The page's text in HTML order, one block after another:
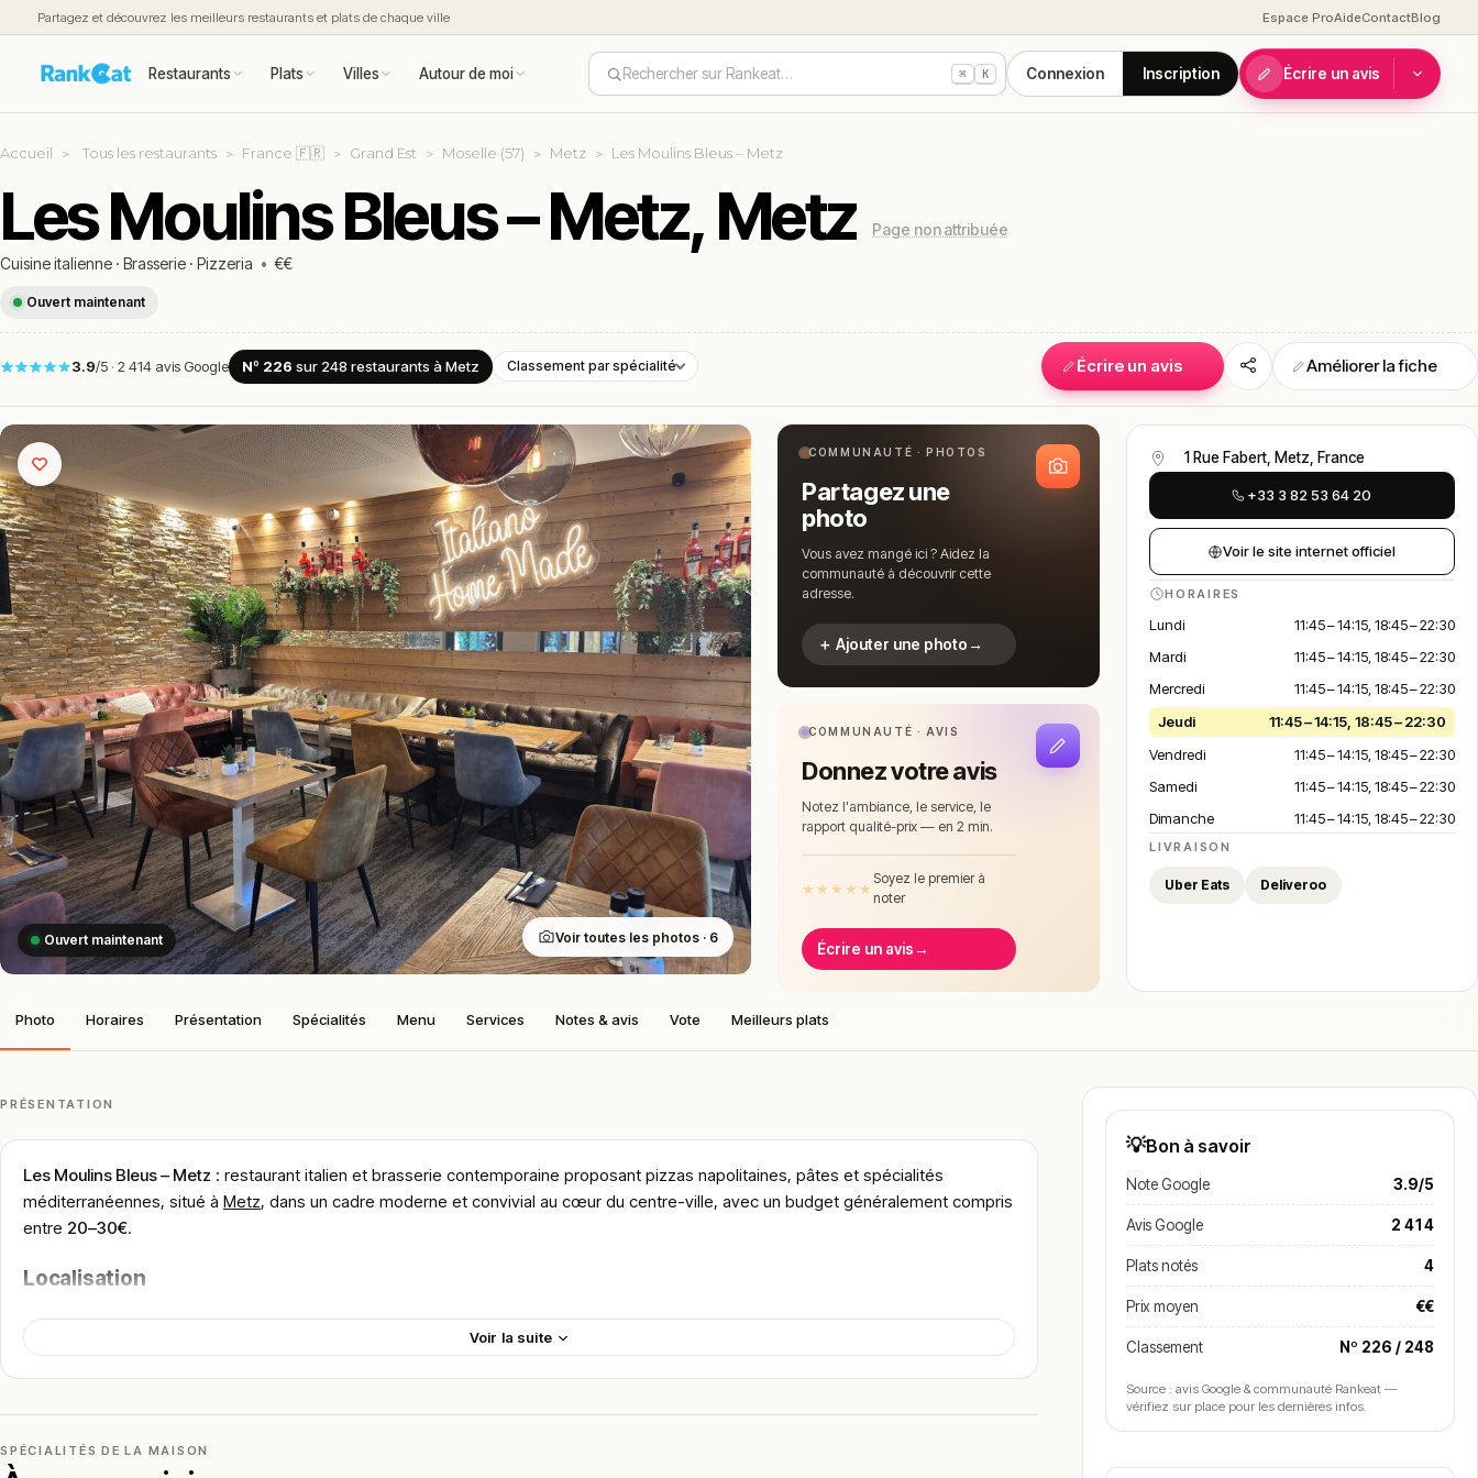
Partagez et découvrez les meilleurs restaurants et plats de chaque ville Espace ProAideContactBlog
Restaurants Plats Villes Autour de moi Rechercher sur Rankeat… ⌘ K Connexion Inscription Écrire un avis
Accueil Tous les restaurants France 🇫🇷 Grand Est Moselle (57) Metz Les Moulins Bleus – Metz
Les Moulins Bleus – Metz, Metz
Page non attribuée
Cuisine italienne · Brasserie · Pizzeria • €€
Ouvert maintenant
3.9/5 · 2 414 avis Google Nº 226 sur 248 restaurants à Metz Classement par spécialité Écrire un avis Améliorer la fiche
Ouvert maintenant Voir toutes les photos · 6
COMMUNAUTÉ · PHOTOS
Partagez une
photo
Vous avez mangé ici ? Aidez la
communauté à découvrir cette
adresse.
＋ Ajouter une photo→
COMMUNAUTÉ · AVIS
Donnez votre avis
Notez l'ambiance, le service, le
rapport qualité-prix — en 2 min.
★ ★ ★ ★ ★
Soyez le premier à
noter
Écrire un avis→
1 Rue Fabert, Metz, France
+33 3 82 53 64 20
Voir le site internet officiel
HORAIRES
Lundi
11:45 – 14:15, 18:45 – 22:30
Mardi
11:45 – 14:15, 18:45 – 22:30
Mercredi
11:45 – 14:15, 18:45 – 22:30
Jeudi
11:45 – 14:15, 18:45 – 22:30
Vendredi
11:45 – 14:15, 18:45 – 22:30
Samedi
11:45 – 14:15, 18:45 – 22:30
Dimanche
11:45 – 14:15, 18:45 – 22:30
LIVRAISON
Uber Eats Deliveroo
Photo Horaires Présentation Spécialités Menu Services Notes & avis Vote Meilleurs plats
PRÉSENTATION
Les Moulins Bleus – Metz : restaurant italien et brasserie contemporaine proposant pizzas napolitaines, pâtes et spécialités
méditerranéennes, situé à Metz, dans un cadre moderne et convivial au cœur du centre-ville, avec un budget généralement compris
entre 20–30€.
Localisation
historique.
Cadre & ambiance
Voir la suite
SPÉCIALITÉS DE LA MAISON
💡Bon à savoir
Note Google 3.9/5
Avis Google 2 414
Plats notés 4
Prix moyen €€
Classement Nº 226 / 248
Source : avis Google & communauté Rankeat —
vérifiez sur place pour les dernières infos.